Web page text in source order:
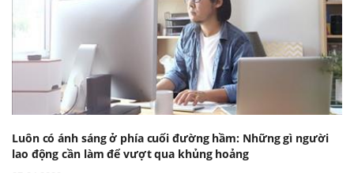
Luôn có ánh sáng ở phía cuối đường hầm: Những gì người
lao động cần làm để vượt qua khủng hoảng